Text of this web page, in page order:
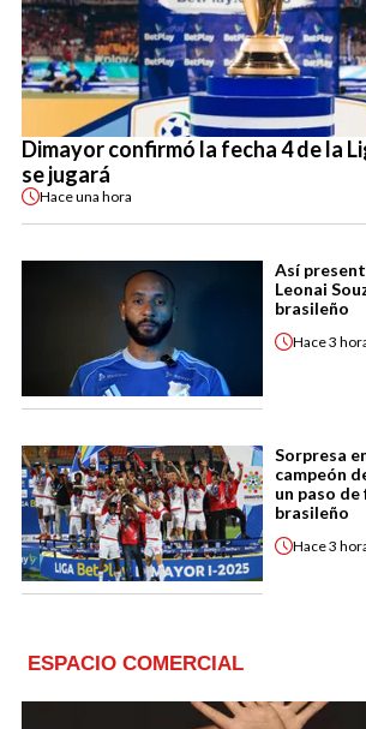
Dimayor confirmó la fecha 4 de la
se jugará
Haceuna hora
Así
Leonai
brasileño
Hace3
Sorpresa
campeón
un paso
brasileño
Hace3